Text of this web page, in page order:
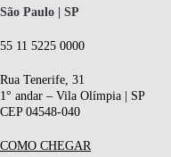
São Paulo | SP
55 11 5225 0000
Rua Tenerife, 31
1° andar – Vila Olímpia | SP
CEP 04548-040
COMO CHEGAR